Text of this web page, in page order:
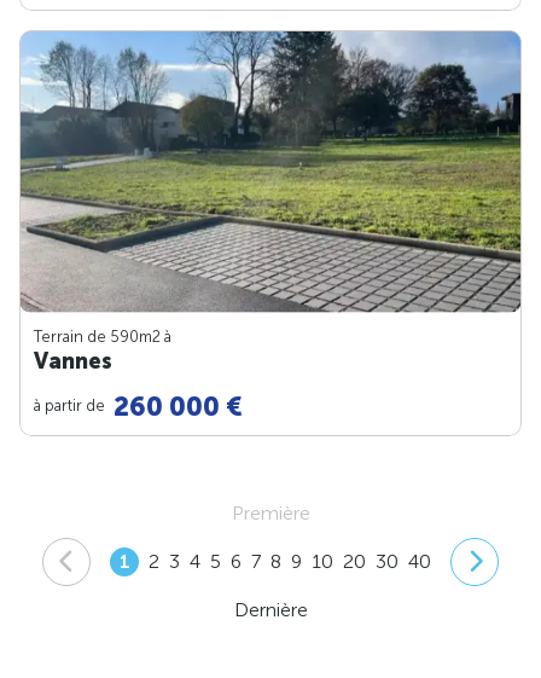
Terrain de 590m2 à
Vannes
à partir de 260 000 €
Première
1 2 3 4 5 6 7 8 9 10 20 30 40
Dernière